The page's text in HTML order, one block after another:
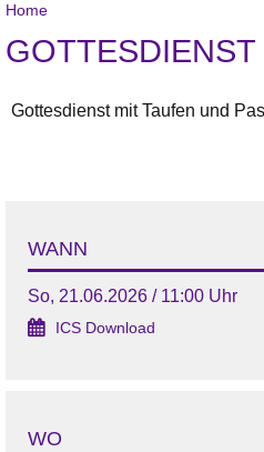
Home
GOTTESDIENST
Gottesdienst mit Taufen und
WANN
So, 21.06.2026 / 11:00 Uhr
ICS Download
WO